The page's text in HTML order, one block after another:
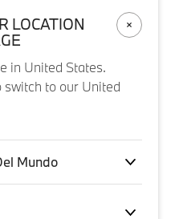
LOCATION
in United States.
switch to our United
Mundo